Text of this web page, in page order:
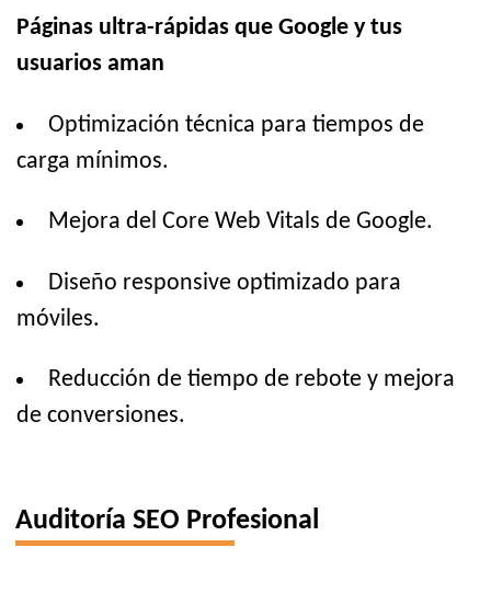
Páginas ultra-rápidas que Google y tus
usuarios aman
Optimización técnica para tiempos de
carga mínimos.
Mejora del Core Web Vitals de Google.
Diseño responsive optimizado para
móviles.
Reducción de tiempo de rebote y mejora
de conversiones.
Auditoría SEO Profesional